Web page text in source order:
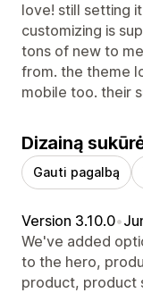
love! still setting
customizing is
tons of new to
from. the theme
mobile too. their
Dizainą
Gauti pagalbą
Version 3.10.0•
We've added
to the hero,
product, product